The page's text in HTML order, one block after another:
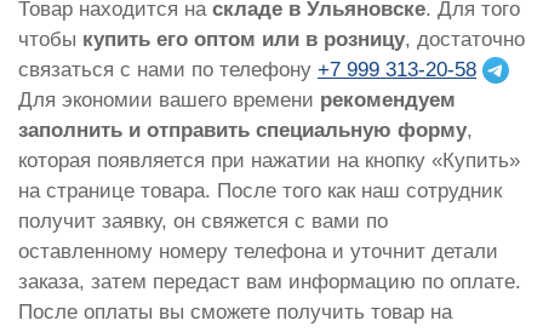
Товар находится на складе в Ульяновске. Для того
чтобы купить его оптом или в розницу, достаточно
связаться с нами по телефону +7 999 313-20-58
Для экономии вашего времени рекомендуем
заполнить и отправить специальную форму,
которая появляется при нажатии на кнопку «Купить»
на странице товара. После того как наш сотрудник
получит заявку, он свяжется с вами по
оставленному номеру телефона и уточнит детали
заказа, затем передаст вам информацию по оплате.
После оплаты вы сможете получить товар на